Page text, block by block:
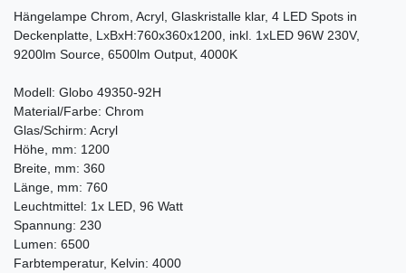
Hängelampe Chrom, Acryl, Glaskristalle klar, 4 LED Spots in
Deckenplatte, LxBxH:760x360x1200, inkl. 1xLED 96W 230V,
9200lm Source, 6500lm Output, 4000K
Modell: Globo 49350-92H
Material/Farbe: Chrom
Glas/Schirm: Acryl
Höhe, mm: 1200
Breite, mm: 360
Länge, mm: 760
Leuchtmittel: 1x LED, 96 Watt
Spannung: 230
Lumen: 6500
Farbtemperatur, Kelvin: 4000